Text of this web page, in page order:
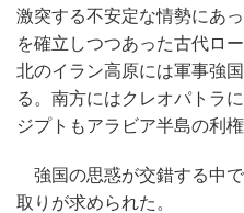
激突する不安定な情勢にあ
を確立しつつあった古代ロ
北のイラン高原には軍事強
る。南方にはクレオパトラ
ジプトもアラビア半島の利
強国の思惑が交錯する中
取りが求められた。